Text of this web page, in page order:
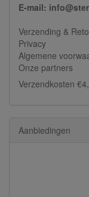
E-mail:
Verzending &
Privacy
Algemene
Onze partners
Verzendkosten
Aanbiedingen